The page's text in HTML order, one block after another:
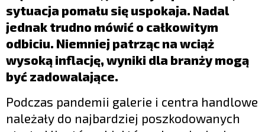
sytuacja pomału się uspokaja. Nadal
jednak trudno mówić o całkowitym
odbiciu. Niemniej patrząc na wciąż
wysoką inflację, wyniki dla branży mogą
być zadowalające.
Podczas pandemii galerie i centra handlowe
należały do najbardziej poszkodowanych